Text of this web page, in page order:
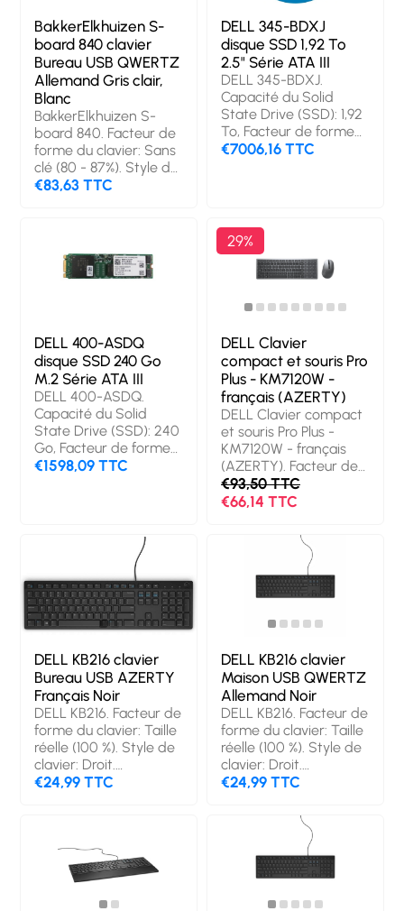
Disposition des
touches du clavier:
QWERTY. Longueur de
câble: 1,95 m. Utilisation
recommandée: Bureau.
Couleur du produit:
Noir, Gris
BakkerElkhuizen S-
board 840 clavier
Bureau USB QWERTZ
Allemand Gris clair,
Blanc
BakkerElkhuizen S-
board 840. Facteur de
forme du clavier: Sans
clé (80 - 87%). Style de
clavier: Droit.
USB, Interrupteur à clé
de clavier:
touches du clavier:
QWERTZ. Longueur de
câble: 1,55 m.
Utilisation
recommandée: Bureau.
Couleur du produit:
Gris clair, Blanc
€83,63 TTC
DELL 345-BDXJ
disque SSD 1,92 To
2.5" Série ATA III
DELL 345-BDXJ.
Capacité du Solid
State Drive (SSD): 1,92
To, Facteur de forme
SSD: 2.5", Taux de
€7006,16 TTC
DELL 400-ASDQ
disque SSD 240 Go
M.2 Série ATA III
DELL 400-ASDQ.
Capacité du Solid
State Drive (SSD): 240
Go, Facteur de forme
SSD: M.2, Taux de
€1598,09 TTC
29%
DELL Clavier
compact et souris Pro
Plus - KM7120W -
français (AZERTY)
DELL Clavier compact
et souris Pro Plus -
KM7120W - français
(AZERTY). Facteur de
forme du clavier: Taille
réelle (100 %). Style de
Technologie de
connectivité: Sans fil,
Interface de l'appareil:
RF sans fil + Bluetooth,
Disposition des
touches du clavier:
recommandée: Bureau.
Couleur du produit:
Gris, Titane. Souris
incluse
€93,50 TTC
€66,14 TTC
DELL KB216 clavier
Bureau USB AZERTY
Français Noir
DELL KB216. Facteur de
forme du clavier: Taille
réelle (100 %). Style de
clavier: Droit.
Technologie de
touches du clavier:
AZERTY, Utilisation
recommandée: Bureau.
Couleur du produit:
€24,99 TTC
DELL KB216 clavier
Maison USB QWERTZ
Allemand Noir
DELL KB216. Facteur de
forme du clavier: Taille
réelle (100 %). Style de
clavier: Droit.
Technologie de
Interface de l'appareil:
USB, Disposition des
touches du clavier:
QWERTZ, Utilisation
recommandée:
Maison. Couleur du
€24,99 TTC